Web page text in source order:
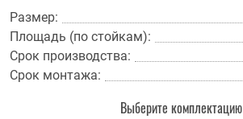
Размер:
Площадь (по стойкам):
Срок производства:
Срок монтажа:
Выберите комплектацию